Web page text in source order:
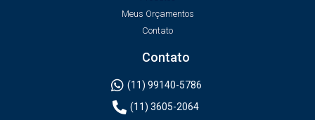
Meus Orçamentos
Contato
Contato
(11) 99140-5786
(11) 3605-2064